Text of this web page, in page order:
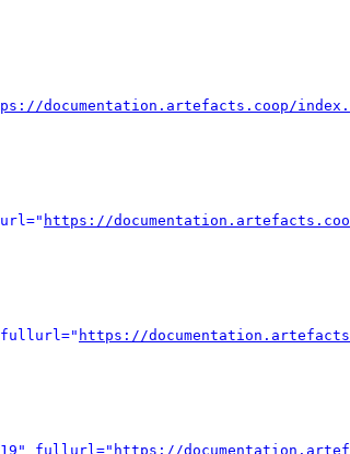
documentation.artefacts.coop/
https://
fullurl=" https://
fullurl=" https://